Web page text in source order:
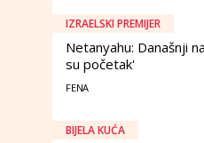
IZRAELSKI PREMIJER
Netanyahu: Današnji
su početak'
FENA
BIJELA KUĆA